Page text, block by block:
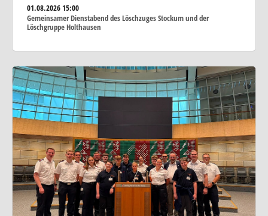
01.08.202615:00
Gemeinsamer Dienstabend des Löschzuges Stockum und der
Löschgruppe Holthausen